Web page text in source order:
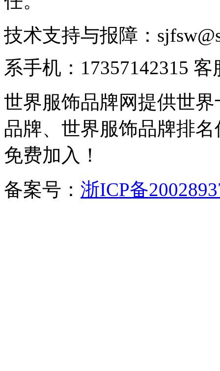
技术支持与报障：
系手机：17357142315 客
世界服饰品牌网提供世
品牌、世界服饰品牌排
免费加入！
备案号： 浙ICP备